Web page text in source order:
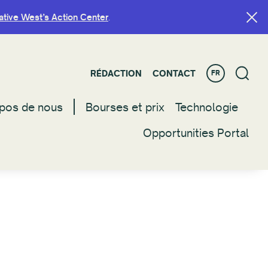
West’s Action Center.
RÉDACTION CONTACT FR
de nous Bourses et prix
Technologie
Opportunities Portal
West’s Action Center.
RÉDACTION CONTACT FR
de nous Bourses et prix
Technologie
Opportunities Portal